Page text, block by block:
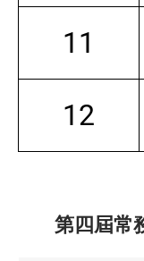
11
12
第四屆